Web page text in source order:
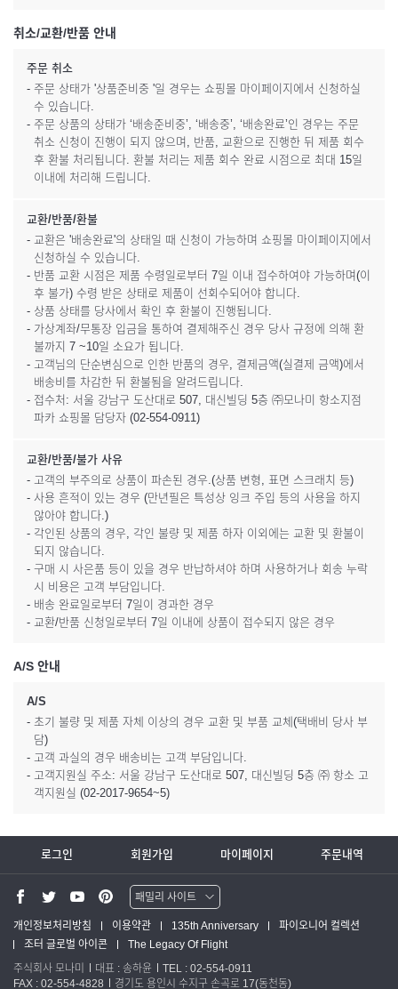
취소/교환/반품 안내
주문 취소
- 주문 상태가 '상품준비중 '일 경우는 쇼핑몰 마이페이지에서 신청하실
수 있습니다.
- 주문 상품의 상태가 ‘배송준비중’, ‘배송중’, ‘배송완료’인 경우는 주문
취소 신청이 진행이 되지 않으며, 반품, 교환으로 진행한 뒤 제품 회수
후 환불 처리됩니다. 환불 처리는 제품 회수 완료 시점으로 최대 15일
이내에 처리해 드립니다.
교환/반품/환불
- 교환은 '배송완료'의 상태일 때 신청이 가능하며 쇼핑몰 마이페이지에서
신청하실 수 있습니다.
- 반품 교환 시점은 제품 수령일로부터 7일 이내 접수하여야 가능하며(이
후 불가) 수령 받은 상태로 제품이 선회수되어야 합니다.
- 상품 상태를 당사에서 확인 후 환불이 진행됩니다.
- 가상계좌/무통장 입금을 통하여 결제해주신 경우 당사 규정에 의해 환
불까지 7 ~10일 소요가 됩니다.
- 고객님의 단순변심으로 인한 반품의 경우, 결제금액(실결제 금액)에서
배송비를 차감한 뒤 환불됨을 알려드립니다.
- 접수처: 서울 강남구 도산대로 507, 대신빌딩 5층 ㈜모나미 항소지점
파카 쇼핑몰 담당자 (02-554-0911)
교환/반품/불가 사유
- 고객의 부주의로 상품이 파손된 경우.(상품 변형, 표면 스크래치 등)
- 사용 흔적이 있는 경우 (만년필은 특성상 잉크 주입 등의 사용을 하지
않아야 합니다.)
- 각인된 상품의 경우, 각인 불량 및 제품 하자 이외에는 교환 및 환불이
되지 않습니다.
- 구매 시 사은품 등이 있을 경우 반납하셔야 하며 사용하거나 회송 누락
시 비용은 고객 부담입니다.
- 배송 완료일로부터 7일이 경과한 경우
- 교환/반품 신청일로부터 7일 이내에 상품이 접수되지 않은 경우
A/S 안내
A/S
- 초기 불량 및 제품 자체 이상의 경우 교환 및 부품 교체(택배비 당사 부
담)
- 고객 과실의 경우 배송비는 고객 부담입니다.
- 고객지원실 주소: 서울 강남구 도산대로 507, 대신빌딩 5층 ㈜ 항소 고
객지원실 (02-2017-9654~5)
로그인 회원가입 마이페이지 주문내역
패밀리 사이트
워터맨 쇼핑몰
파카 글로벌
개인정보처리방침 이용약관 135th Anniversary
파이오니어 컬렉션
조터 글로벌 아이콘
The Legacy Of Flight
주식회사 모나미
대표 : 송하윤
TEL : 02-554-0911
FAX : 02-554-4828
경기도 용인시 수지구 손곡로 17(동천동)